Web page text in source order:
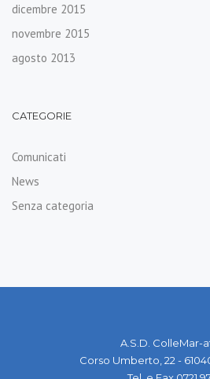
dicembre 2015
novembre 2015
agosto 2013
CATEGORIE
Comunicati
News
Senza categoria
A.S.D. ColleMar-
Corso Umberto, 22 -